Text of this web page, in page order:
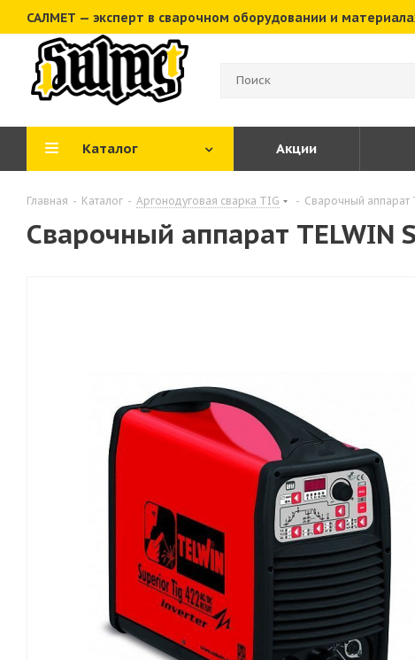
САЛМЕТ — эксперт в сварочном оборудовании и
Каталог Акции
Главная - Каталог - Аргонодуговая сварка TIG - Сварочный аппарат
Сварочный аппарат TELWIN